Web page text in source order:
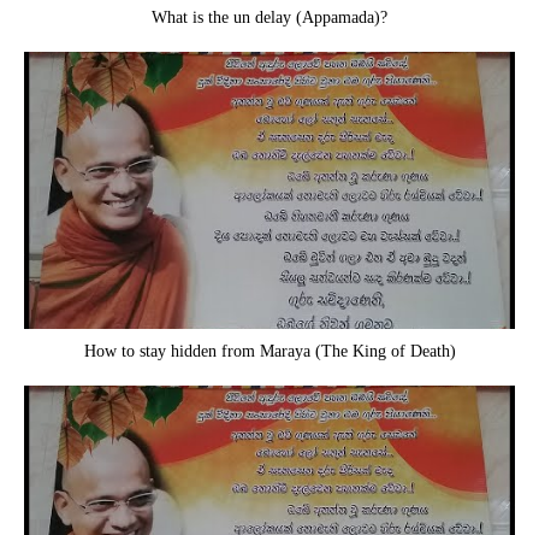
What is the un delay (Appamada)?
How to stay hidden from Maraya (The King of Death)